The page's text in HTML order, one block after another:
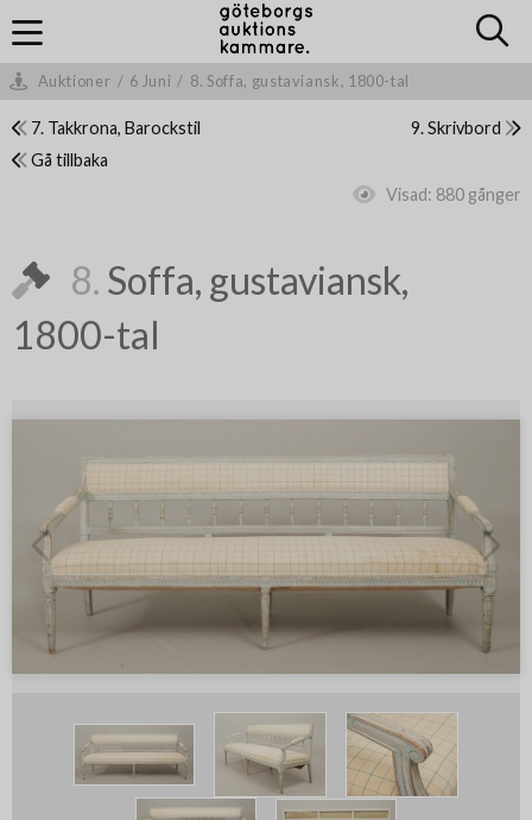
Auktioner / 6 Juni / 8. Soffa, gustaviansk, 1800-tal
7. Takkrona, Barockstil
9. Skrivbord
Gå tillbaka
Visad: 880 gånger
8. Soffa, gustaviansk,
1800-tal